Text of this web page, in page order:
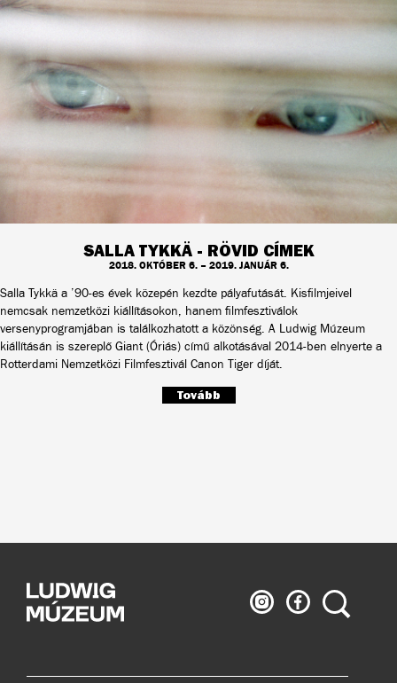
SALLA TYKKÄ - RÖVID CÍMEK
2018. OKTÓBER 6. – 2019. JANUÁR 6.
Salla Tykkä a ’90-es évek közepén kezdte pályafutását. Kisfilmjeivel
nemcsak nemzetközi kiállításokon, hanem filmfesztiválok
versenyprogramjában is találkozhatott a közönség. A Ludwig Múzeum
kiállításán is szereplő Giant (Óriás) című alkotásával 2014-ben elnyerte a
Rotterdami Nemzetközi Filmfesztivál Canon Tiger díját.
Tovább
Ludwig
Múzeum
Ludwig
Múzeum
Keresés